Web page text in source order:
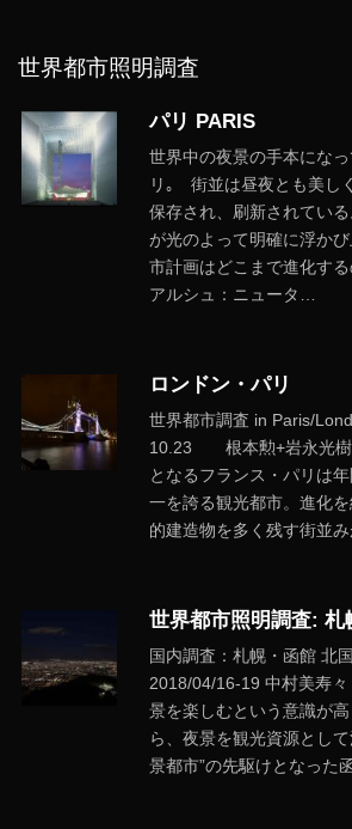
世界都市照明調査
パリ PARIS
世界中の夜景の手本にな
リ｡ 街並は昼夜とも美し
保存され、刷新されてい
が光のよって明確に浮か
市計画はどこまで進化す
アルシュ：ニュータ…
ロンドン・パリ
世界都市調査 in Paris/
10.23 根本勲+岩永光樹
となるフランス・パリは
一を誇る観光都市。進化
的建造物を多く残す街並
世界都市照明調査: 札
国内調査：札幌・函館 北
2018/04/16-19 中村美寿
景を楽しむという意識が
ら、夜景を観光資源とし
景都市”の先駆けとなった